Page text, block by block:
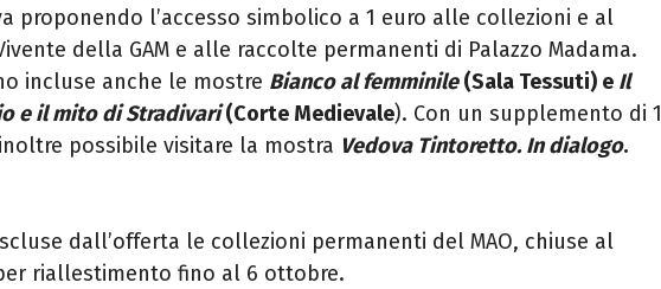
proponendo l’accesso simbolico a 1 euro alle collezioni e al
della GAM e alle raccolte permanenti di Palazzo Madama.
incluse anche le mostre Bianco al femminile(Sala Tessuti) e Il
e il mito di Stradivari(Corte Medievale). Con un supplemento di 1
possibile visitare la mostra Vedova Tintoretto. In dialogo.
dall’offerta le collezioni permanenti del MAO, chiuse al
riallestimento fino al 6 ottobre.